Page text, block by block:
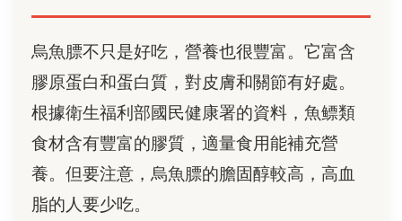
烏魚膘不只是好吃，營養也很豐富。它富含
膠原蛋白和蛋白質，對皮膚和關節有好處。
根據衛生福利部國民健康署的資料，魚鳔類
食材含有豐富的膠質，適量食用能補充營
養。但要注意，烏魚膘的膽固醇較高，高血
脂的人要少吃。